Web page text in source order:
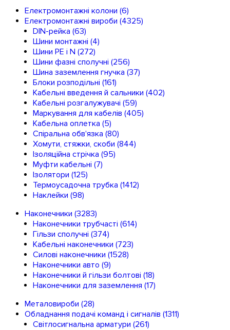
Електромонтажні колони (6)
Електромонтажні вироби (4325)
DIN-рейка (63)
Шини монтажні (4)
Шини PE і N (272)
Шини фазні сполучні (256)
Шина заземлення гнучка (37)
Блоки розподільні (161)
Кабельні введення й сальники (402)
Кабельні розгалужувачі (59)
Маркування для кабелів (405)
Кабельна оплетка (5)
Спіральна обв'язка (80)
Хомути, стяжки, скоби (844)
Ізоляційна стрічка (95)
Муфти кабельні (7)
Ізолятори (125)
Термоусадочна трубка (1412)
Наклейки (98)
Наконечники (3283)
Наконечники трубчасті (614)
Гільзи сполучні (374)
Кабельні наконечники (723)
Силові наконечники (1528)
Наконечники авто (9)
Наконечники й гільзи болтові (18)
Наконечники для заземлення (17)
Металовироби (28)
Обладнання подачі команд і сигналів (1311)
Світлосигнальна арматури (261)